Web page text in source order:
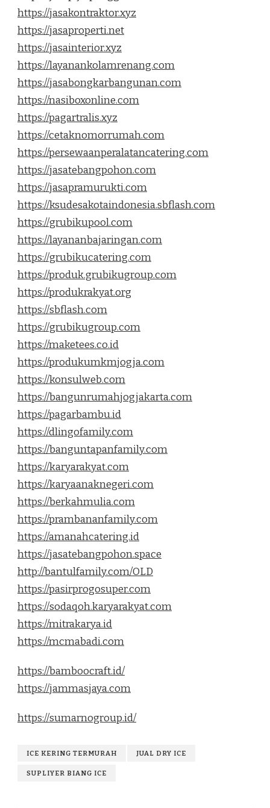
https://jasakontraktor.xyz
https://jasaproperti.net
https://jasainterior.xyz
https://layanankolamrenang.com
https://jasabongkarbangunan.com
https://nasiboxonline.com
https://pagartralis.xyz
https://cetaknomorrumah.com
https://persewaanperalatancatering.com
https://jasatebangpohon.com
https://jasapramurukti.com
https://ksudesakotaindonesia.sbflash.com
https://grubikupool.com
https://layananbajaringan.com
https://grubikucatering.com
https://produk.grubikugroup.com
https://produkrakyat.org
https://sbflash.com
https://grubikugroup.com
https://maketees.co.id
https://produkumkmjogja.com
https://konsulweb.com
https://bangunrumahjogjakarta.com
https://pagarbambu.id
https://dlingofamily.com
https://banguntapanfamily.com
https://karyarakyat.com
https://karyaanaknegeri.com
https://berkahmulia.com
https://prambananfamily.com
https://amanahcatering.id
https://jasatebangpohon.space
http://bantulfamily.com/OLD
https://pasirprogosuper.com
https://sodaqoh.karyarakyat.com
https://mitrakarya.id
https://mcmabadi.com
https://bamboocraft.id/
https://jammasjaya.com
https://sumarnogroup.id/
ICE KERING TERMURAH JUAL DRY ICE
SUPLIYER BIANG ICE